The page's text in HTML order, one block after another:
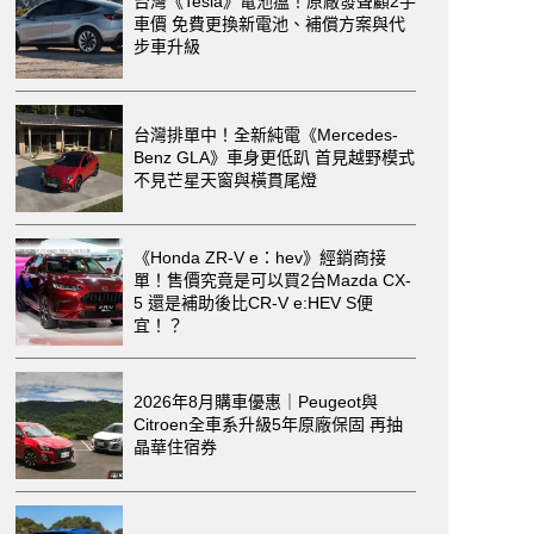
車價 免費更換新電池、補償方案與代
步車升級
台灣排單中！全新純電《Mercedes-
Benz GLA》車身更低趴 首見越野模式
不見芒星天窗與橫貫尾燈
《Honda ZR-V e：hev》經銷商接
單！售價究竟是可以買2台Mazda CX-
5 還是補助後比CR-V e:HEV S便
宜！？
2026年8月購車優惠｜Peugeot與
Citroen全車系升級5年原廠保固 再抽
晶華住宿券